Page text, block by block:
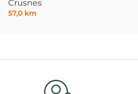
Crusnes
57,0 km